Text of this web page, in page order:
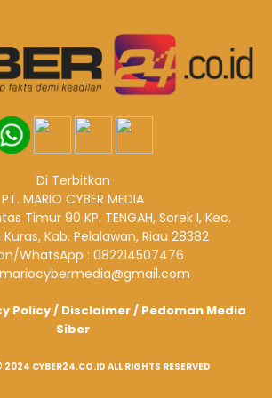
Di Terbitkan
PT. MARIO CYBER MEDIA
Timur 90 KP. TENGAH, Sorek I, Kec.
Kab. Pelalawan, Riau 28382
WhatsApp : 082214507476
Policy/ Disclaimer/ Pedoman Media
Siber
CYBER24.CO.ID ALL RIGHTS RESERVED